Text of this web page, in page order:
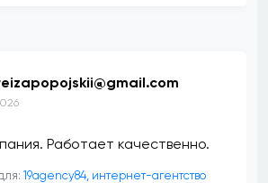
Работает качественно.
19agency84, интернет-агентство